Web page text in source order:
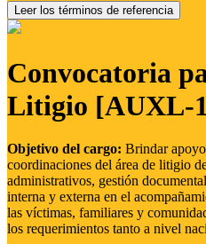
Leer los términos de referencia
Convocatoria
Litigio [AUXL-
Objetivo del cargo: Brindar
coordinaciones del área de litigio
administrativos, gestión
interna y externa en el
las víctimas, familiares y
los requerimientos tanto a nivel